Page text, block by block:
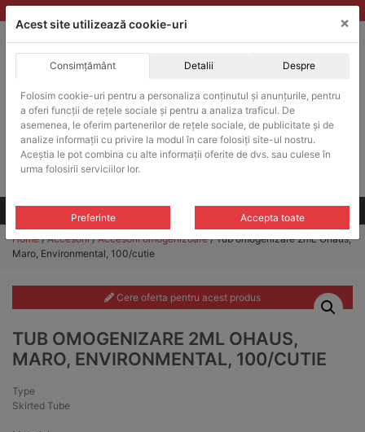
Skip
to
ACHIZITII PUBLICE
Produsele pot fi achizitionate si in sistemul SEAP / SICAP
Products
search
CAUTARE
Toate produsele
Home/Accesorii/Accesorii omogenizoare/ Tub omogenizare 2mL Ohaus,
Maro, Environmental, 100/cutie
Cere oferta pentru acest produs
TUB OMOGENIZARE 2ML OHAUS,
MARO, ENVIRONMENTAL, 100/CUTIE
Type
Skirted Tube
Acest site utilizează cookie-uri ×
Consimțământ Detalii Despre
Folosim cookie-uri pentru a personaliza conținutul și anunțurile, pentru
a oferi funcții de rețele sociale și pentru a analiza traficul. De
asemenea, le oferim partenerilor de rețele sociale, de publicitate și de
analize informații cu privire la modul în care folosiți site-ul nostru.
Aceștia le pot combina cu alte informații oferite de dvs. sau culese în
urma folosirii serviciilor lor.
Preferinte Accepta toate